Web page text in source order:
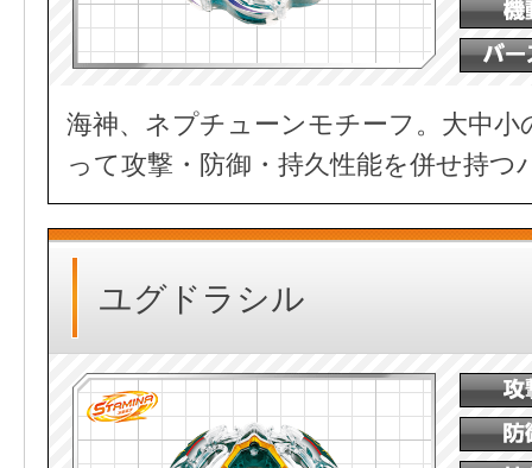
海神、ネプチューンモチーフ。大中
って攻撃・防御・持久性能を併せ持
ユグドラシル